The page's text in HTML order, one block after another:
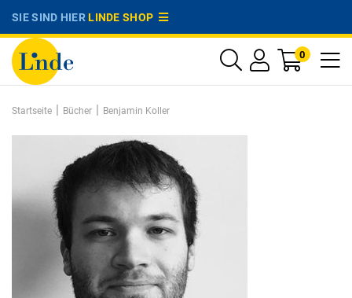
SIE SIND HIERLINDE SHOP
0
Startseite | Bücher | Benjamin Koller